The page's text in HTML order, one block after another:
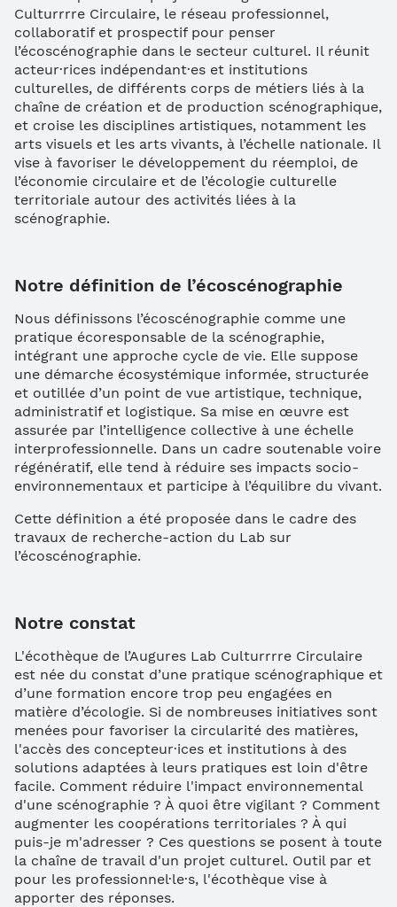
Culturrrre Circulaire, le réseau professionnel,
collaboratif et prospectif pour penser
l’écoscénographie dans le secteur culturel. Il réunit
acteur·rices indépendant·es et institutions
culturelles, de différents corps de métiers liés à la
chaîne de création et de production scénographique,
et croise les disciplines artistiques, notamment les
arts visuels et les arts vivants, à l’échelle nationale. Il
vise à favoriser le développement du réemploi, de
l’économie circulaire et de l’écologie culturelle
territoriale autour des activités liées à la
scénographie.
Notre définition de l’écoscénographie
Nous définissons l’écoscénographie comme une
pratique écoresponsable de la scénographie,
intégrant une approche cycle de vie. Elle suppose
une démarche écosystémique informée, structurée
et outillée d’un point de vue artistique, technique,
administratif et logistique. Sa mise en œuvre est
assurée par l’intelligence collective à une échelle
interprofessionnelle. Dans un cadre soutenable voire
régénératif, elle tend à réduire ses impacts socio-
environnementaux et participe à l’équilibre du vivant.
Cette définition a été proposée dans le cadre des
travaux de recherche-action du Lab sur
l’écoscénographie.
Notre constat
L'écothèque de l’Augures Lab Culturrrre Circulaire
est née du constat d’une pratique scénographique et
d’une formation encore trop peu engagées en
matière d’écologie. Si de nombreuses initiatives sont
menées pour favoriser la circularité des matières,
l'accès des concepteur·ices et institutions à des
solutions adaptées à leurs pratiques est loin d'être
facile. Comment réduire l'impact environnemental
d'une scénographie ? À quoi être vigilant ? Comment
augmenter les coopérations territoriales ? À qui
puis-je m'adresser ? Ces questions se posent à toute
la chaîne de travail d'un projet culturel. Outil par et
pour les professionnel·le·s, l'écothèque vise à
apporter des réponses.